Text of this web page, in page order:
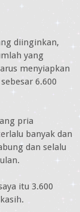
diinginkan,
yang
menyiapkan
6.600
pria
banyak dan
dan selalu
itu 3.600